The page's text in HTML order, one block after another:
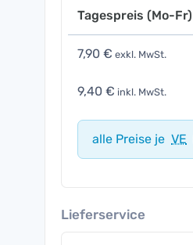
Tagespreis (Mo-Fr)
7,90 € exkl. MwSt.
9,40 € inkl. MwSt.
alle Preise je VE
Lieferservice